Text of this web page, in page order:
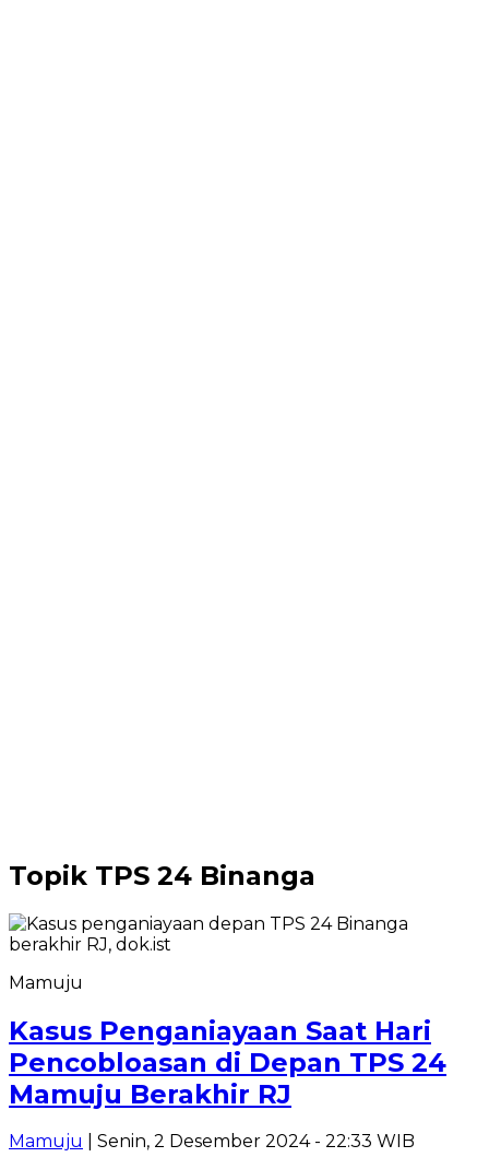
Topik TPS 24 Binanga
Mamuju
Kasus Penganiayaan Saat Hari
Pencobloasan di Depan TPS 24
Mamuju Berakhir RJ
Mamuju
| Senin, 2 Desember 2024 - 22:33 WIB